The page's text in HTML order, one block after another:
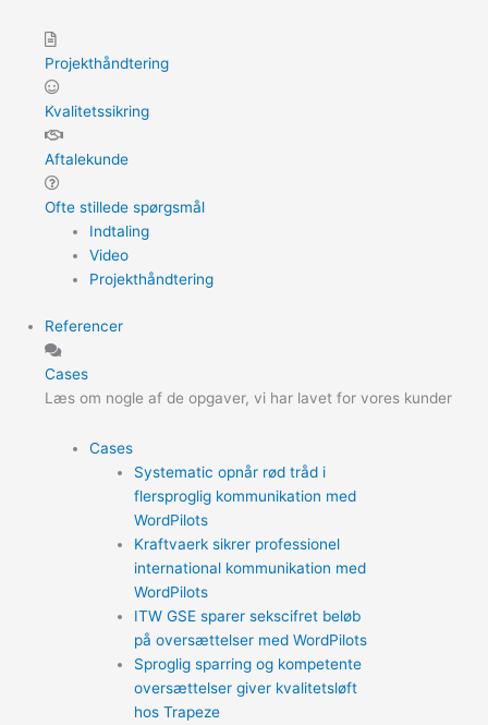
Projekthåndtering
Kvalitetssikring
Aftalekunde
Ofte stillede spørgsmål
Indtaling
Video
Projekthåndtering
Referencer
Cases
Læs om nogle af de opgaver, vi har lavet for vores kunder
Cases
Systematic opnår rød tråd i
flersproglig kommunikation med
WordPilots
Kraftvaerk sikrer professionel
international kommunikation med
WordPilots
ITW GSE sparer sekscifret beløb
på oversættelser med WordPilots
Sproglig sparring og kompetente
oversættelser giver kvalitetsløft
hos Trapeze